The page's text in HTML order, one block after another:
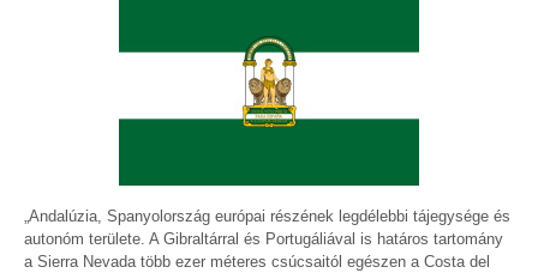
„Andalúzia, Spanyolország európai részének legdélebbi tájegysége és
autonóm területe. A Gibraltárral és Portugáliával is határos tartomány
a Sierra Nevada több ezer méteres csúcsaitól egészen a Costa del